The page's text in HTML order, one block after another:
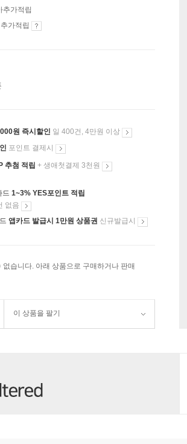
추가적립
가적립
원 즉시할인 일 400건, 4만원 이상
포인트 결제시
추첨 적립 + 생애첫결제 3천원
드 1~3% YES포인트 적립
없음
앱카드 발급시 1만원 상품권 신규발급시
없습니다. 아래 상품으로 구매하거나 판매
이 상품을 팔기